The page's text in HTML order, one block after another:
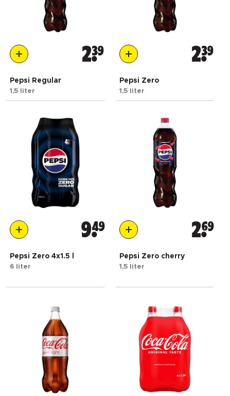
239
Pepsi Regular
1,5 liter
239
Pepsi Zero
1,5 liter
949
Pepsi Zero 4x1.5 l
6 liter
269
Pepsi Zero cherry
1,5 liter